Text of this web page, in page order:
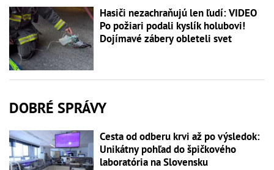
Hasiči nezachraňujú len ľudí: VIDEO
Po požiari podali kyslík holubovi!
Dojímavé zábery obleteli svet
DOBRÉ SPRÁVY
Cesta od odberu krvi až po výsledok:
Unikátny pohľad do špičkového
laboratória na Slovensku